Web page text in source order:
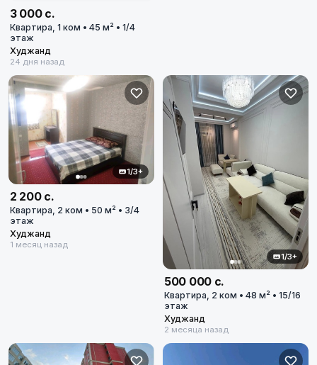
3 000 с.
Квартира, 1 ком • 45 м² • 1/4
этаж
Худжанд
24 дня назад
1/3+
2 200 с.
Квартира, 2 ком • 50 м² • 3/4
этаж
Худжанд
1 месяц назад
1/3+
500 000 с.
Квартира, 2 ком • 48 м² • 15/16
этаж
Худжанд
2 месяца назад